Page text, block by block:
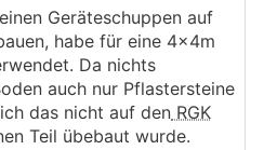
Geräteschuppen auf
habe für eine 4x4m
Da nichts
auch nur Pflastersteine
das nicht auf den RGK
Teil übebaut wurde.